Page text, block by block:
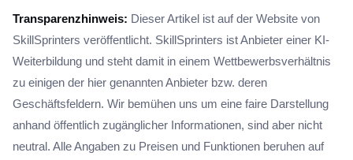
Transparenzhinweis: Dieser Artikel ist auf der Website von
SkillSprinters veröffentlicht. SkillSprinters ist Anbieter einer KI-
Weiterbildung und steht damit in einem Wettbewerbsverhältnis
zu einigen der hier genannten Anbieter bzw. deren
Geschäftsfeldern. Wir bemühen uns um eine faire Darstellung
anhand öffentlich zugänglicher Informationen, sind aber nicht
neutral. Alle Angaben zu Preisen und Funktionen beruhen auf